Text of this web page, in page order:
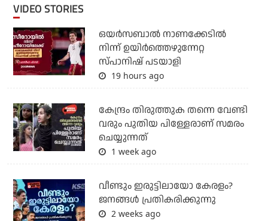
VIDEO STORIES
ഒയര്‍സബാൽ നാണക്കേടിൽ
നിന്ന് ഉയിർത്തെഴുന്നേറ്റ
സ്പാനിഷ് പടയാളി
19 hours ago
കേന്ദ്രം തിരുത്തുക തന്നെ വേണ്ടി
വരും പുതിയ പിള്ളേരാണ് സമരം
ചെയ്യുന്നത്
1 week ago
വീണ്ടും ഇരുട്ടിലായോ കേരളം?
ജനങ്ങൾ പ്രതികരിക്കുന്നു
2 weeks ago